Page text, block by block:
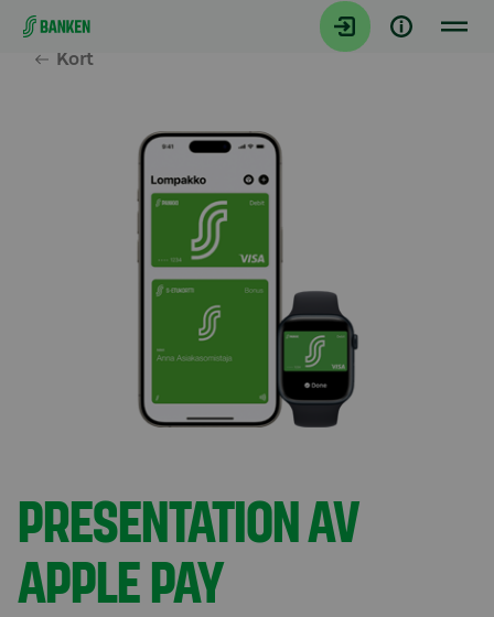
Gå direkt till innehållet
Kort
PRESENTATION AV
APPLE PAY